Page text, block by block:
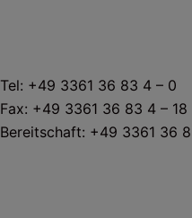
Tel: +49 3361 36 83 4 – 0
Fax: +49 3361 36 83 4 – 18
Bereitschaft: +49 3361 36